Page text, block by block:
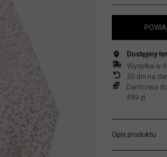
Dostępny
Wysyłka w
30 dni na
Darmowa
499 zł.
Opis produktu